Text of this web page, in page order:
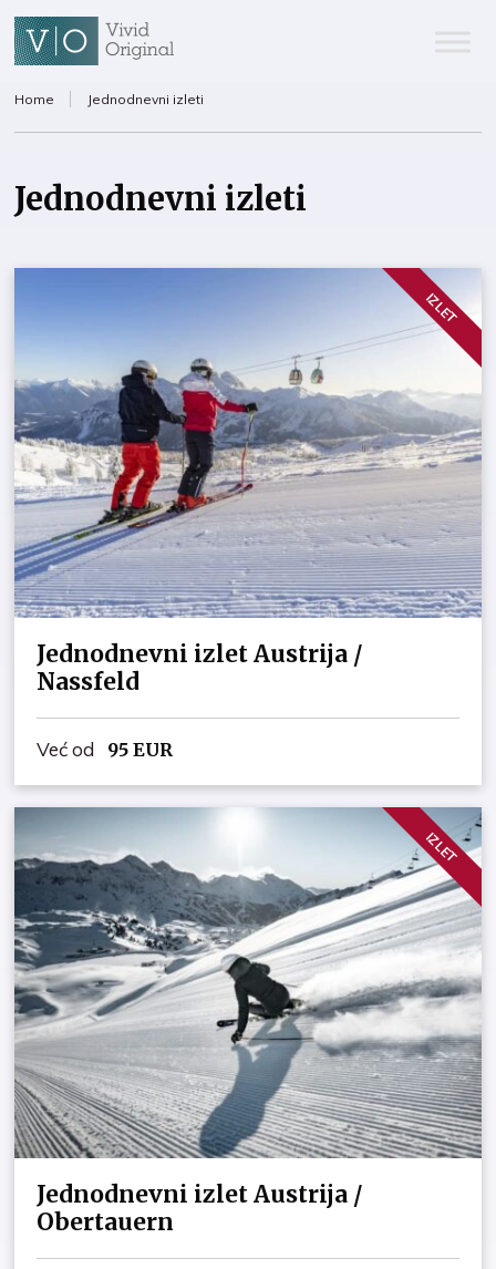
Home Jednodnevni izleti
Jednodnevni izleti
IZLET
Jednodnevni izlet Austrija /
Nassfeld
Već od 95 EUR
IZLET
Jednodnevni izlet Austrija /
Obertauern